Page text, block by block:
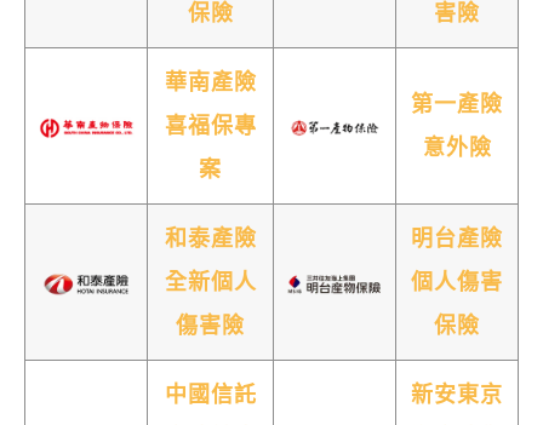
保險
害險
華南產險
喜福保專
案
第一產險
意外險
和泰產險
全新個人
傷害險
明台產險
個人傷害
保險
中國信託
新安東京